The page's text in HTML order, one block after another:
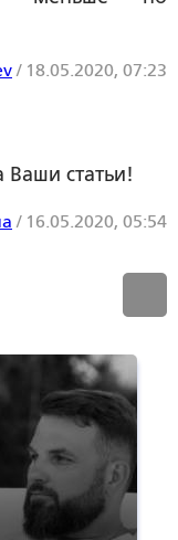
/ 18.05.2020, 07:23
Ваши статьи!
/ 16.05.2020, 05:54